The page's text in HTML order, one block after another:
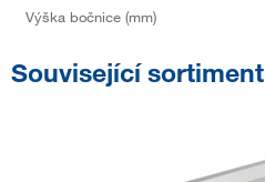
Výška bočnice (mm)
Související sortiment